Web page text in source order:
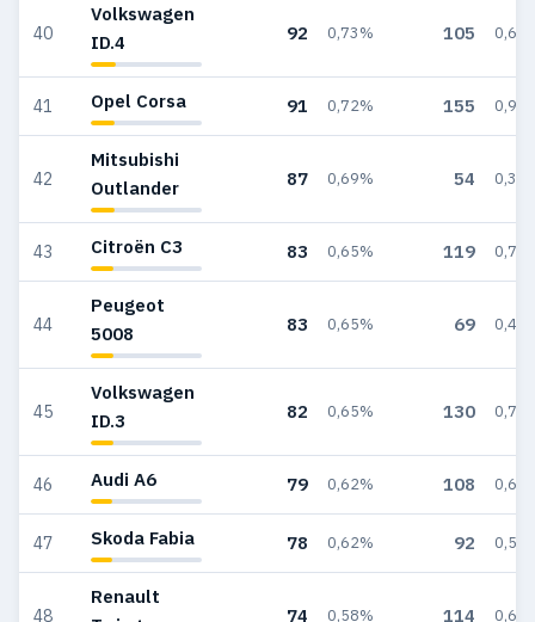
40
Volkswagen
ID.4
92 0,73% 105
41 Opel Corsa 91 0,72% 155
42
Mitsubishi
Outlander
87 0,69% 54
43 Citroën C3 83 0,65% 119
44
Peugeot
5008
83 0,65% 69
45
Volkswagen
ID.3
82 0,65% 130
46 Audi A6 79 0,62% 108
47 Skoda Fabia 78 0,62% 92
48
Renault
74 0,58% 114